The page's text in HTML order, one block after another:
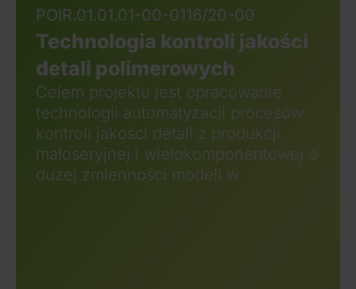
POIR.01.01.01-00-0116/20-00
Technologia kontroli jakości
detali polimerowych
Celem projektu jest opracowanie
technologii automatyzacji procesów
kontroli jakości detali z produkcji
małoseryjnej i wielokomponentowej o
dużej zmienności modeli w